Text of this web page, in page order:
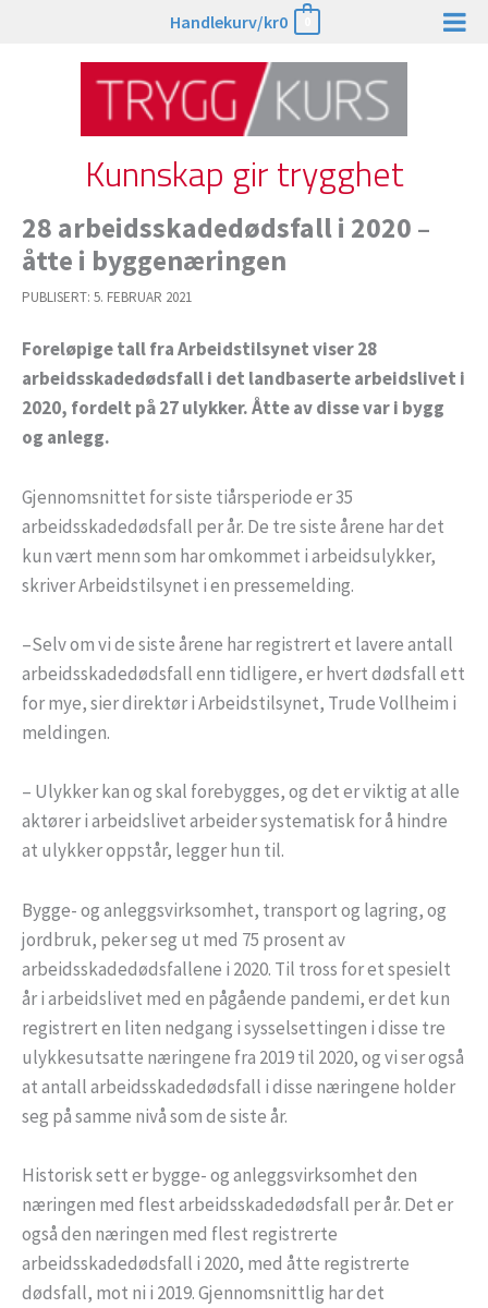
Handlekurv/kr0
Kunnskap gir trygghet
28 arbeidsskadedødsfall i 2020 –
åtte i byggenæringen
PUBLISERT: 5. FEBRUAR 2021
Foreløpige tall fra Arbeidstilsynet viser 28
arbeidsskadedødsfall i det landbaserte arbeidslivet i
2020, fordelt på 27 ulykker. Åtte av disse var i bygg
og anlegg.
Gjennomsnittet for siste tiårsperiode er 35
arbeidsskadedødsfall per år. De tre siste årene har det
kun vært menn som har omkommet i arbeidsulykker,
skriver Arbeidstilsynet i en pressemelding.
–Selv om vi de siste årene har registrert et lavere antall
arbeidsskadedødsfall enn tidligere, er hvert dødsfall ett
for mye, sier direktør i Arbeidstilsynet, Trude Vollheim i
meldingen.
– Ulykker kan og skal forebygges, og det er viktig at alle
aktører i arbeidslivet arbeider systematisk for å hindre
at ulykker oppstår, legger hun til.
Bygge- og anleggsvirksomhet, transport og lagring, og
jordbruk, peker seg ut med 75 prosent av
arbeidsskadedødsfallene i 2020. Til tross for et spesielt
år i arbeidslivet med en pågående pandemi, er det kun
registrert en liten nedgang i sysselsettingen i disse tre
ulykkesutsatte næringene fra 2019 til 2020, og vi ser også
at antall arbeidsskadedødsfall i disse næringene holder
seg på samme nivå som de siste år.
Historisk sett er bygge- og anleggsvirksomhet den
næringen med flest arbeidsskadedødsfall per år. Det er
også den næringen med flest registrerte
arbeidsskadedødsfall i 2020, med åtte registrerte
dødsfall, mot ni i 2019. Gjennomsnittlig har det